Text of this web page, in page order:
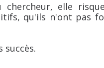
elle
qu'ils n'ont pas
succès.